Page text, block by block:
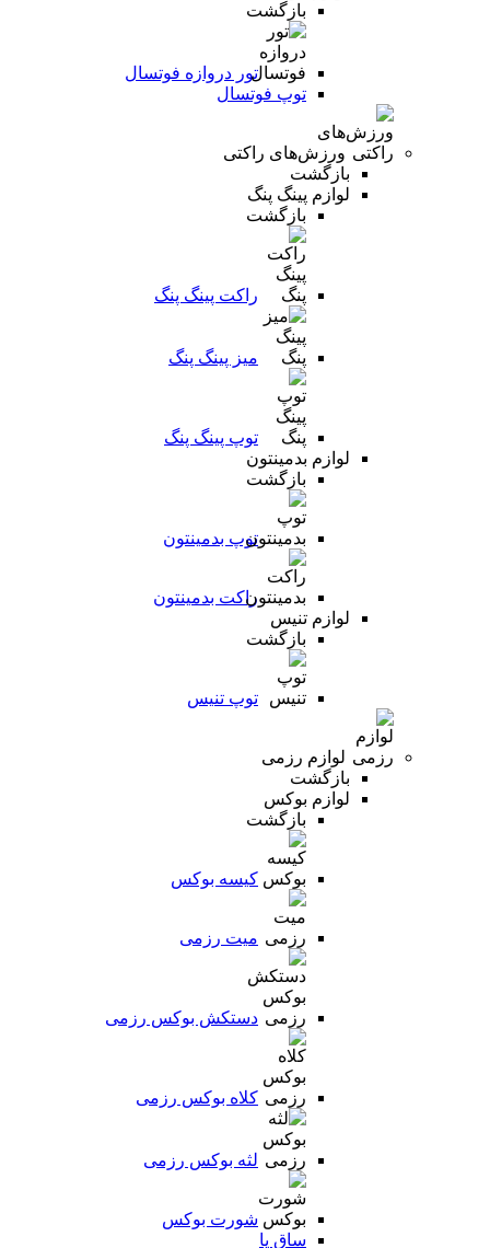
بازگشت
تور دروازه فوتسال
توپ فوتسال
ورزش‌های راکتی
بازگشت
لوازم پینگ پنگ
بازگشت
راکت پینگ پنگ
میز پینگ پنگ
توپ پینگ پنگ
لوازم بدمینتون
بازگشت
توپ بدمینتون
راکت بدمینتون
لوازم تنیس
بازگشت
توپ تنیس
لوازم رزمی
بازگشت
لوازم بوکس
بازگشت
کیسه بوکس
میت رزمی
دستکش بوکس رزمی
کلاه بوکس رزمی
لثه بوکس رزمی
شورت بوکس
ساق پا